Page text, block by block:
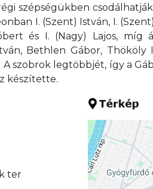
szépségükben
I. (Szent) István, I.
és I. (Nagy) Lajos, míg
Bethlen Gábor, Thököly
A szobrok legtöbbjét, így a
készítette.
ter